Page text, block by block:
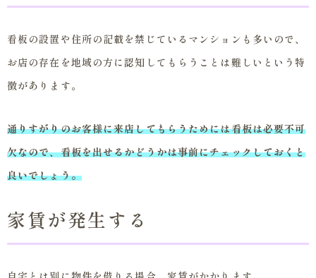
看板の設置や住所の記載を禁じているマンションも多いので、
お店の存在を地域の方に認知してもらうことは難しいという特
徴があります。
通りすがりのお客様に来店してもらうためには看板は必要不可
欠なので、看板を出せるかどうかは事前にチェックしておくと
良いでしょう。
家賃が発生する